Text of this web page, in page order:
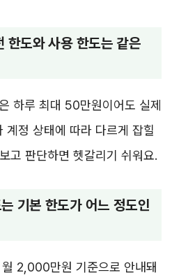
한도와 사용 한도는 같은
하루 최대 50만원이어도 실제
계정 상태에 따라 다르게 잡힐
고 판단하면 헷갈리기 쉬워요.
기본 한도가 어느 정도인
2,000만원 기준으로 안내돼